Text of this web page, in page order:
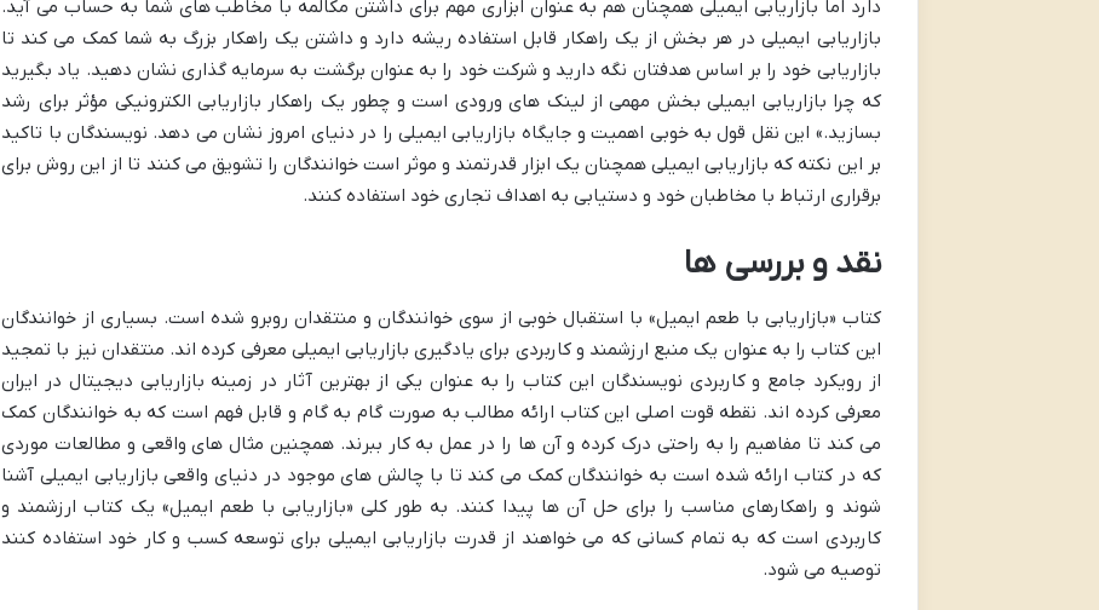
دارد اما بازاریابی ایمیلی همچنان هم به عنوان ابزاری مهم برای داشتن مکالمه با مخاطب های شما به حساب می آید.
بازاریابی ایمیلی در هر بخش از یک راهکار قابل استفاده ریشه دارد و داشتن یک راهکار بزرگ به شما کمک می کند تا
بازاریابی خود را بر اساس هدفتان نگه دارید و شرکت خود را به عنوان برگشت به سرمایه گذاری نشان دهید. یاد بگیرید
که چرا بازاریابی ایمیلی بخش مهمی از لینک های ورودی است و چطور یک راهکار بازاریابی الکترونیکی مؤثر برای رشد
بسازید.» این نقل قول به خوبی اهمیت و جایگاه بازاریابی ایمیلی را در دنیای امروز نشان می دهد. نویسندگان با تاکید
بر این نکته که بازاریابی ایمیلی همچنان یک ابزار قدرتمند و موثر است خوانندگان را تشویق می کنند تا از این روش برای
برقراری ارتباط با مخاطبان خود و دستیابی به اهداف تجاری خود استفاده کنند.
نقد و بررسی ها
کتاب «بازاریابی با طعم ایمیل» با استقبال خوبی از سوی خوانندگان و منتقدان روبرو شده است. بسیاری از خوانندگان
این کتاب را به عنوان یک منبع ارزشمند و کاربردی برای یادگیری بازاریابی ایمیلی معرفی کرده اند. منتقدان نیز با تمجید
از رویکرد جامع و کاربردی نویسندگان این کتاب را به عنوان یکی از بهترین آثار در زمینه بازاریابی دیجیتال در ایران
معرفی کرده اند. نقطه قوت اصلی این کتاب ارائه مطالب به صورت گام به گام و قابل فهم است که به خوانندگان کمک
می کند تا مفاهیم را به راحتی درک کرده و آن ها را در عمل به کار ببرند. همچنین مثال های واقعی و مطالعات موردی
که در کتاب ارائه شده است به خوانندگان کمک می کند تا با چالش های موجود در دنیای واقعی بازاریابی ایمیلی آشنا
شوند و راهکارهای مناسب را برای حل آن ها پیدا کنند. به طور کلی «بازاریابی با طعم ایمیل» یک کتاب ارزشمند و
کاربردی است که به تمام کسانی که می خواهند از قدرت بازاریابی ایمیلی برای توسعه کسب و کار خود استفاده کنند
توصیه می شود.